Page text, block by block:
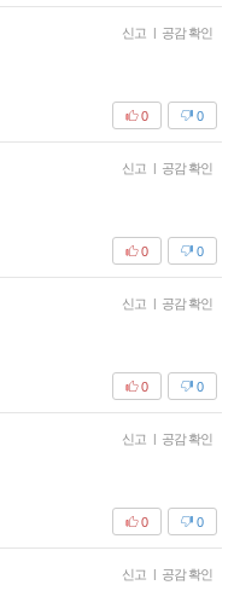
신고 | 공감 확인
0
0
신고 | 공감 확인
0
0
신고 | 공감 확인
0
0
신고 | 공감 확인
0
0
신고 | 공감 확인